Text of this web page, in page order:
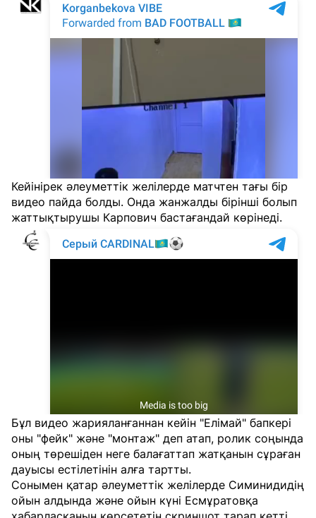
Кейінірек әлеуметтік желілерде матчтен тағы бір
видео пайда болды. Онда жанжалды бірінші болып
жаттықтырушы Карпович бастағандай көрінеді.
Бұл видео жарияланғаннан кейін "Елімай" бапкері
оны "фейк" және "монтаж" деп атап, ролик соңында
оның төрешіден неге балағаттап жатқанын сұраған
дауысы естілетінін алға тартты.
Сонымен қатар әлеуметтік желілерде Симинидидің
ойын алдында және ойын күні Есмұратовқа